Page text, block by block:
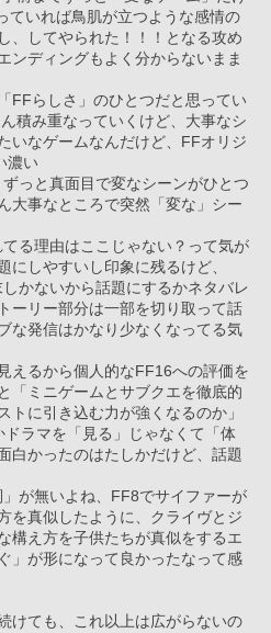
ていれば鳥肌が立つような感情の
、してやられた！！！となる攻め
ンディングもよく分からないまま
FFらしさ」のひとつだと思ってい
積み重なっていくけど、大事なシ
いなゲームなんだけど、FFオリジ
濃い
っと真面目で変なシーンがひとつ
大事なところで突然「変な」シー
る理由はここじゃない？って気が
しやすいし印象に残るけど、
かないから話題にするかネタバレ
ーリー部分は一部を切り取って話
な発信はかなり少なくなってる気
えるから個人的なFF16への評価を
「ミニゲームとサブクエを徹底的
トに引き込む力が強くなるのか」
ラマを「見る」じゃなくて「体
白かったのはたしかだけど、話題
が無いよね、FF8でサイファーが
を真似したように、クライヴとジ
構え方を子供たちが真似をするエ
」が形になって良かったなって感
けても、これ以上は広がらないの